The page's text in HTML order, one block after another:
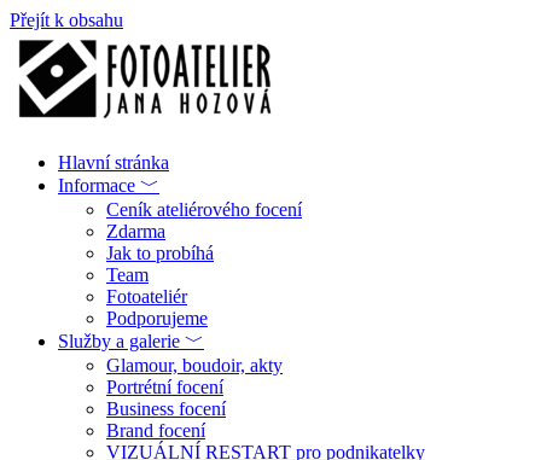
Přejít k obsahu
Hlavní stránka
Informace ﹀
Ceník ateliérového focení
Zdarma
Jak to probíhá
Team
Fotoateliér
Podporujeme
Služby a galerie ﹀
Glamour, boudoir, akty
Portrétní focení
Business focení
Brand focení
VIZUÁLNÍ RESTART pro podnikatelky